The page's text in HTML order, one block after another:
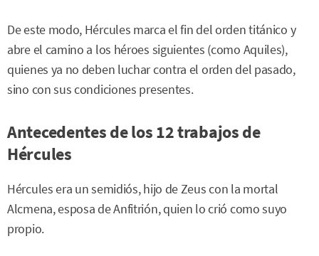
De este modo, Hércules marca el fin del orden titánico y
abre el camino a los héroes siguientes (como Aquiles),
quienes ya no deben luchar contra el orden del pasado,
sino con sus condiciones presentes.
Antecedentes de los 12 trabajos de
Hércules
Hércules era un semidiós, hijo de Zeus con la mortal
Alcmena, esposa de Anfitrión, quien lo crió como suyo
propio.